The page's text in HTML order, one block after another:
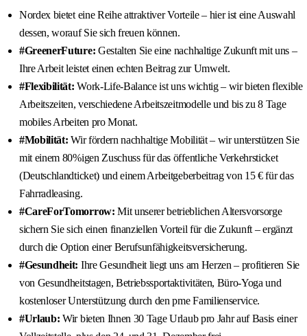
Nordex bietet eine Reihe attraktiver Vorteile – hier ist eine Auswahl
dessen, worauf Sie sich freuen können.
#GreenerFuture: Gestalten Sie eine nachhaltige Zukunft mit uns –
Ihre Arbeit leistet einen echten Beitrag zur Umwelt.
#Flexibilität: Work-Life-Balance ist uns wichtig – wir bieten flexible
Arbeitszeiten, verschiedene Arbeitszeitmodelle und bis zu 8 Tage
mobiles Arbeiten pro Monat.
#Mobilität: Wir fördern nachhaltige Mobilität – wir unterstützen Sie
mit einem 80%igen Zuschuss für das öffentliche Verkehrsticket
(Deutschlandticket) und einem Arbeitgeberbeitrag von 15 € für das
Fahrradleasing.
#CareForTomorrow: Mit unserer betrieblichen Altersvorsorge
sichern Sie sich einen finanziellen Vorteil für die Zukunft – ergänzt
durch die Option einer Berufsunfähigkeitsversicherung.
#Gesundheit: Ihre Gesundheit liegt uns am Herzen – profitieren Sie
von Gesundheitstagen, Betriebssportaktivitäten, Büro-Yoga und
kostenloser Unterstützung durch den pme Familienservice.
#Urlaub: Wir bieten Ihnen 30 Tage Urlaub pro Jahr auf Basis einer